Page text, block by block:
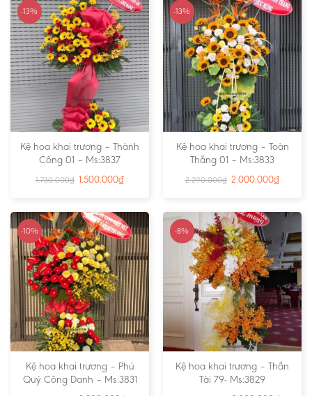
-13%
Kệ hoa khai trương – Thành
Công 01 – Ms:3837
1.730.000₫ 1.500.000₫
-13%
Kệ hoa khai trương – Toàn
Thắng 01 – Ms:3833
2.290.000₫ 2.000.000₫
-10%
Kệ hoa khai trương – Phú
Quý Công Danh – Ms:3831
-8%
Kệ hoa khai trương – Thần
Tài 79- Ms:3829